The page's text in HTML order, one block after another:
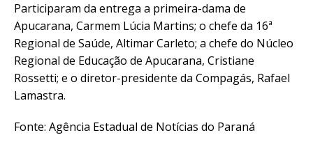
Participaram da entrega a primeira-dama de
Apucarana, Carmem Lúcia Martins; o chefe da 16ª
Regional de Saúde, Altimar Carleto; a chefe do Núcleo
Regional de Educação de Apucarana, Cristiane
Rossetti; e o diretor-presidente da Compagás, Rafael
Lamastra.
Fonte: Agência Estadual de Notícias do Paraná